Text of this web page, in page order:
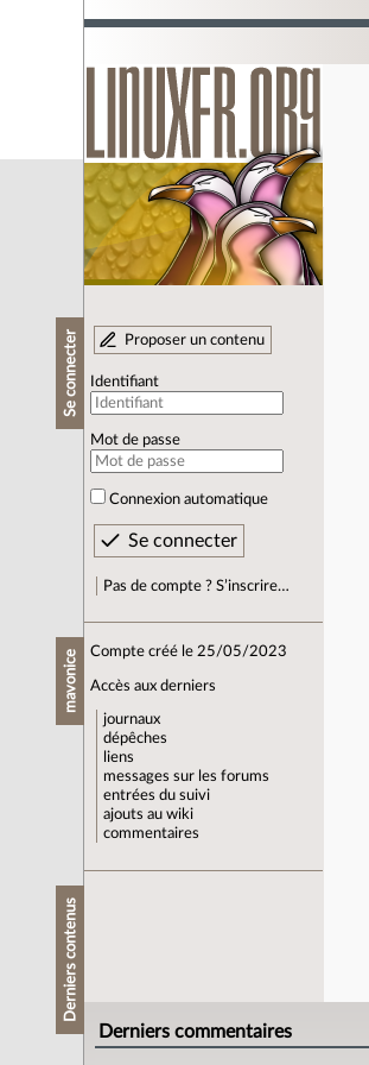
Se connecter Proposer un contenu
Identifiant
Mot de passe
Connexion automatique
Pas de compte ? S’inscrire…
mavonice Compte créé le 25/05/2023
Accès aux derniers
journaux
dépêches
liens
messages sur les forums
entrées du suivi
ajouts au wiki
commentaires
Derniers contenus
Derniers commentaires